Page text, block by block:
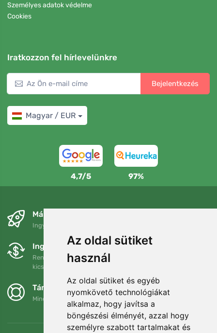
Az oldal sütiket
használ
Az oldal sütiket és egyéb
nyomkövető technológiákat
alkalmaz, hogy javítsa a
böngészési élményét, azzal hogy
személyre szabott tartalmakat és
Személyes adatok védelme
Cookies
Iratkozzon fel hírlevelünkre
Bejelentkezés
Magyar / EUR
4,7/5 97%
Másnapra és ingyenesen
Ingyenes szállítás a következő összeg felett: 80 EUR
Ingyenes csere és visszaküldés
Rendelését 90 napon belül bármikor visszaküldheti vagy
kicserélheti.
Támogatjuk a Trees.org-ot
Minden megrendelésért ültetünk egy fát! Bővebben